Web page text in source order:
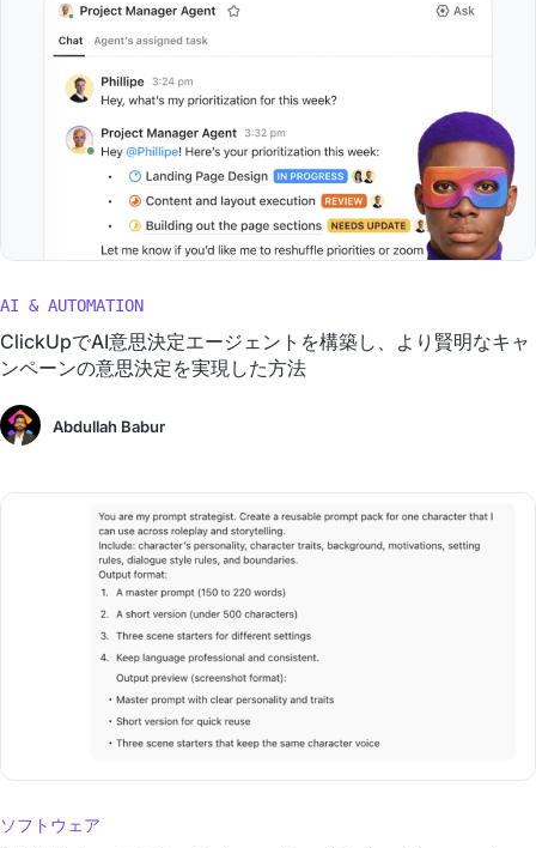
AI & AUTOMATION
ClickUpでAI意思決定エージェントを構築し、より賢明なキャ
ンペーンの意思決定を実現した方法
Abdullah Babur
ソフトウェア